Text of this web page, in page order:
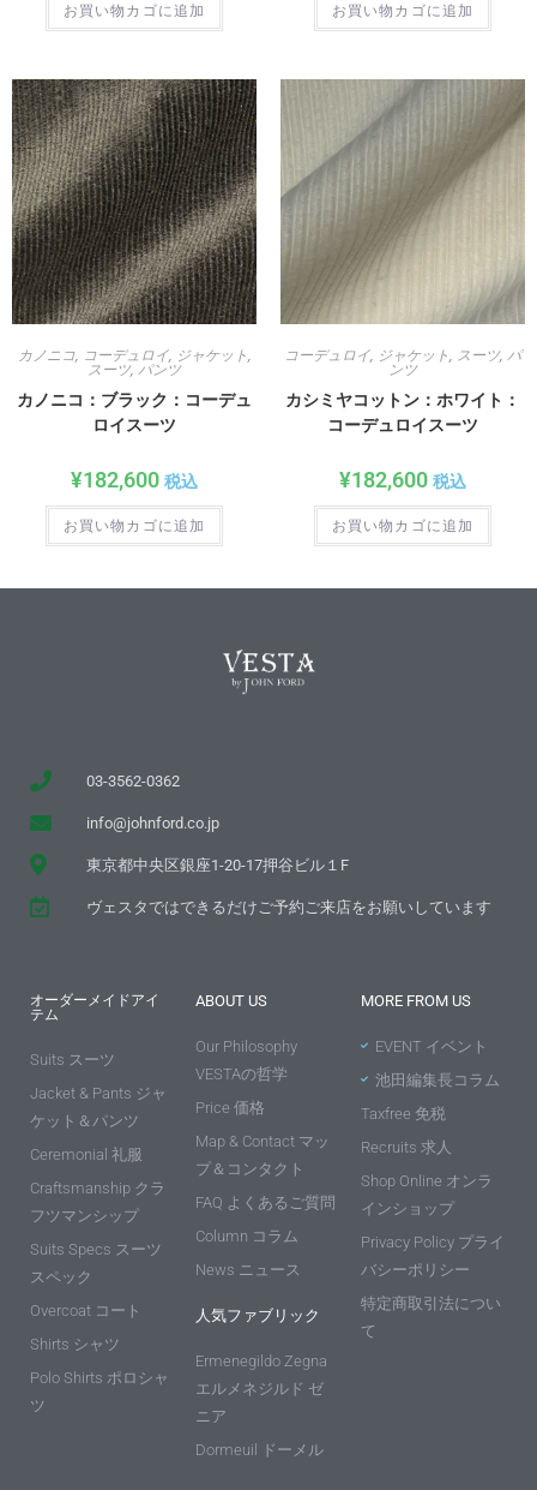
お買い物カゴに追加 お買い物カゴに追加
カノニコ, コーデュロイ, ジャケット,
スーツ, パンツ
カノニコ：ブラック：コーデュ
ロイスーツ
¥182,600 税込
お買い物カゴに追加
コーデュロイ, ジャケット, スーツ, パ
ンツ
カシミヤコットン：ホワイト：
コーデュロイスーツ
¥182,600 税込
お買い物カゴに追加
03-3562-0362
info@johnford.co.jp
東京都中央区銀座1-20-17押谷ビル１F
ヴェスタではできるだけご予約ご来店をお願いしています
オーダーメイドアイ
テム
Suits スーツ
Jacket & Pants ジャ
ケット＆パンツ
Ceremonial 礼服
Craftsmanship クラ
フツマンシップ
Suits Specs スーツ
スペック
Overcoat コート
Shirts シャツ
Polo Shirts ポロシャ
ツ
ABOUT US
Our Philosophy
VESTAの哲学
Price 価格
Map & Contact マッ
プ＆コンタクト
FAQ よくあるご質問
Column コラム
News ニュース
人気ファブリック
Ermenegildo Zegna
エルメネジルド ゼ
ニア
Dormeuil ドーメル
MORE FROM US
EVENT イベント
池田編集長コラム
Taxfree 免税
Recruits 求人
Shop Online オンラ
インショップ
Privacy Policy プライ
バシーポリシー
特定商取引法につい
て